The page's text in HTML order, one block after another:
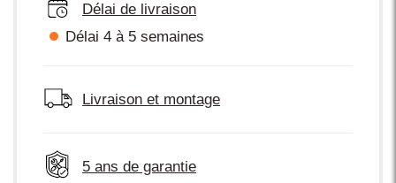
Délai de livraison
Délai 4 à 5 semaines
Livraison et montage
5 ans de garantie